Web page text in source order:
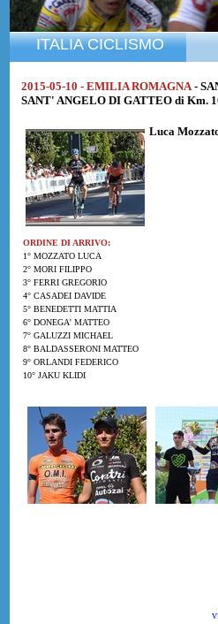
ITALIA CICLISMO
2015-05-10 - EMILIA ROMAGNA -
SANT' ANGELO DI GATTEO di Km.
Luca
ORDINE DI ARRIVO:
1° MOZZATO LUCA
2° MORI FILIPPO
3° FERRI GREGORIO
4° CASADEI DAVIDE
5° BENEDETTI MATTIA
6° DONEGA' MATTEO
7° GALUZZI MICHAEL
8° BALDASSERONI MATTEO
9° ORLANDI FEDERICO
10° JAKU KLIDI